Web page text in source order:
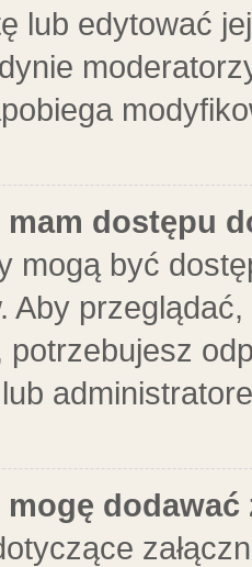
lub edytować
dostępu
mogą być
Aby
potrzebujesz
dodawać